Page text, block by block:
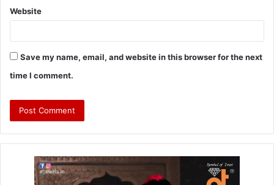
Website
Save my name, email, and website in this browser for the next
time I comment.